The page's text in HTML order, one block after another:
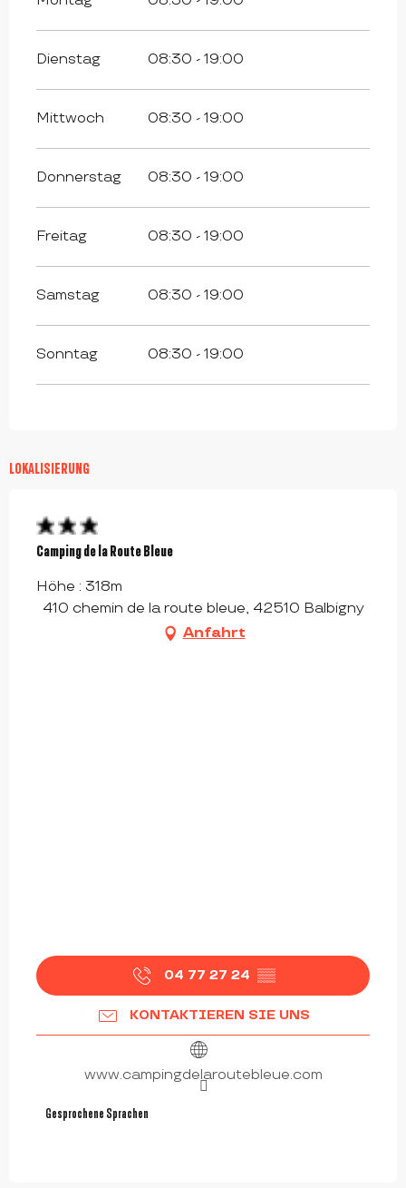
Dienstag 08:30 - 19:00
Mittwoch 08:30 - 19:00
Donnerstag 08:30 - 19:00
Freitag 08:30 - 19:00
Samstag 08:30 - 19:00
Sonntag 08:30 - 19:00
LOKALISIERUNG
Camping de la Route Bleue
Höhe : 318m
410 chemin de la route bleue, 42510 Balbigny
Anfahrt
04 77 27 24 ▒▒
KONTAKTIEREN SIE UNS
www.campingdelaroutebleue.com
Gesprochene Sprachen
Gesprochene Sprachen